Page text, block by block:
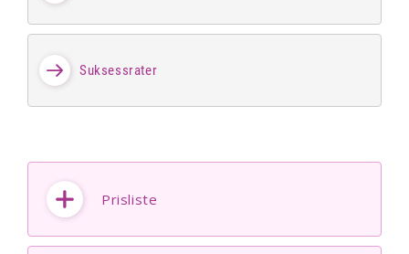
Suksessrater
Prisliste